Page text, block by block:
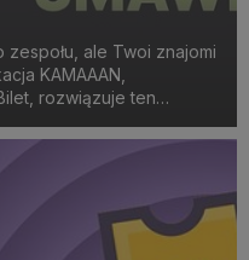
ale Twoi znajomi
KAMAAAN,
rozwiązuje ten
sportowe lub